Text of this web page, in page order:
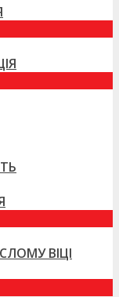
ВІЦІ